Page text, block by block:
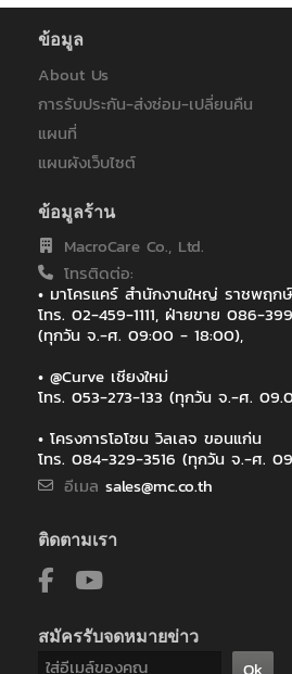
ข้อมูล
About Us
การรับประกัน-ส่งซ่อม-เปลี่ยนคืน
แผนที่
แผนผังเว็บไซต์
ข้อมูลร้าน
MacroCare Co., Ltd.
โทรติดต่อ:
• มาโครแคร์ สำนักงานใหญ่ ราชพฤกษ์
โทร. 02-459-1111, ฝ่ายขาย 086-
(ทุกวัน จ.-ศ. 09:00 - 18:00),
• @Curve เชียงใหม่
โทร. 053-273-133 (ทุกวัน จ.-ศ.
• โครงการโอโซน วิลเลจ ขอนแก่น
โทร. 084-329-3516 (ทุกวัน จ.-ศ.
อีเมล sales@mc.co.th
ติดตามเรา
สมัครรับจดหมายข่าว